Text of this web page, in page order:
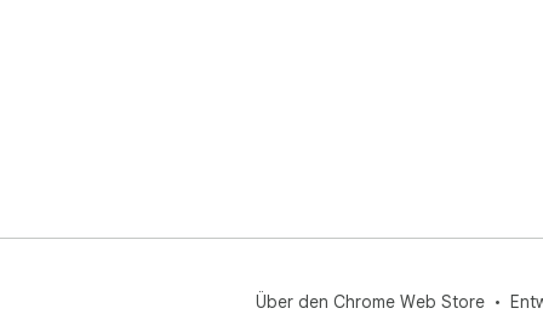
Über den Chrome Web Store